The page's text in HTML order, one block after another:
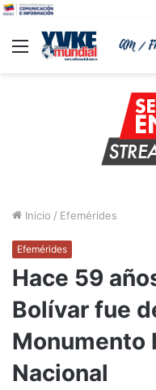
Menu
Inicio / Efemérides
Efemérides
Hace 59
Bolívar fue
Monumento
Nacional